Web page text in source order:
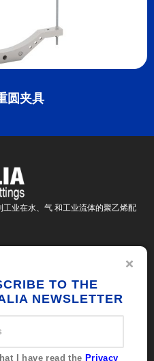
圆夹具
业在水、气 和工业流体的聚乙烯配
TO THE
NEWSLETTER
I have read the Privacy